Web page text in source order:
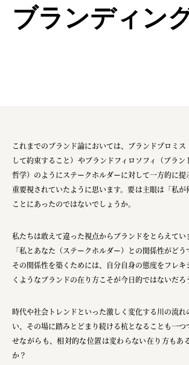
method
ブランディン
これまでのブランド論においては、ブランドプロミ
して約束すること）やブランドフィロソフィ（ブラ
哲学）のようにステークホルダーに対して一方的に
重要視されていたように思います。要は主眼は「私が
ことにあったのではないでしょうか。
私たちは敢えて違った視点からブランドをとらえてい
「私とあなた（ステークホルダー）との関係性がどう
その関係性を築くためには、自分自身の態度をフレキ
くようなブランドの在り方こそが今日的ではないだろ
時代や社会トレンドといった激しく変化する川の流
い、その場に踏みとどまり続ける杭となることも一
せながらも、相対的な位置は変わらない在り方もあ
か？